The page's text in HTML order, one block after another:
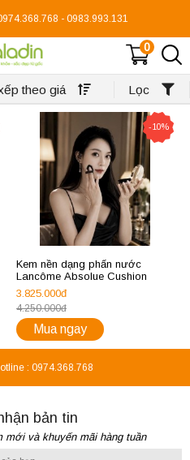
- 0983.993.131
0
theo giá Lọc
-10%
Kem nền dạng phấn nước
Lancôme Absolue Cushion
3.825.000đ
4.250.000đ
Mua ngay
: 0974.368.768
bản tin
mới và khuyến mãi hàng tuần